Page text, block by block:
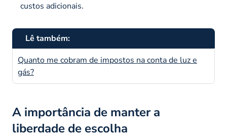
custos adicionais.
Lê também:
Quanto me cobram de impostos na conta de luz e
gás?
A importância de manter a
liberdade de escolha